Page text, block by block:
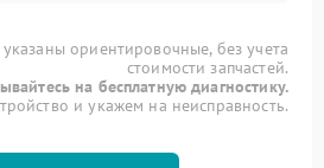
ориентировочные, без учета
стоимости запчастей.
на бесплатную диагностику.
и укажем на неисправность.